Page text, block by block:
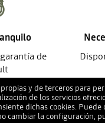
y de terceros para
de los servicios
dichas cookies.
cambiar la configuración,
de